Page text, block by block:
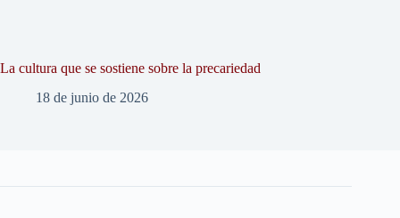
La cultura que se sostiene sobre la precariedad
18 de junio de 2026